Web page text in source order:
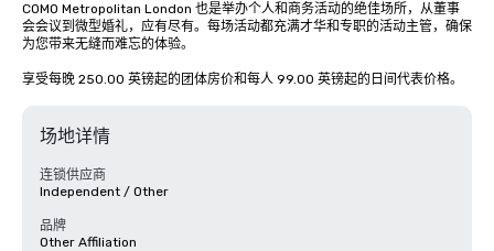
COMO Metropolitan London 也是举办个人和商务活动的绝佳场所，从董事
会会议到微型婚礼，应有尽有。每场活动都充满才华和专职的活动主管，确保
为您带来无缝而难忘的体验。
享受每晚 250.00 英镑起的团体房价和每人 99.00 英镑起的日间代表价格。
场地详情
连锁供应商
Independent / Other
品牌
Other Affiliation